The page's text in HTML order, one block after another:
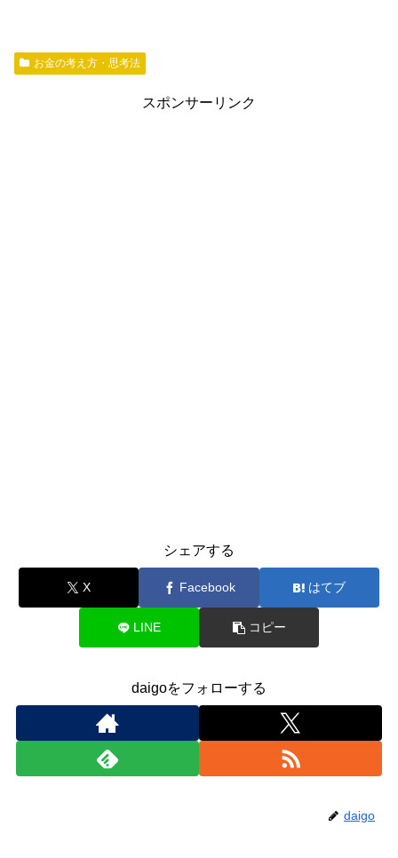
お金の考え方・思考法
スポンサーリンク
シェアする
X Facebook はてブ
LINE コピー
daigoをフォローする
daigo